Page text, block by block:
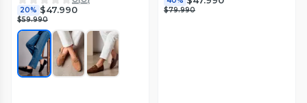
20% $47.990
$59.990
$79.990